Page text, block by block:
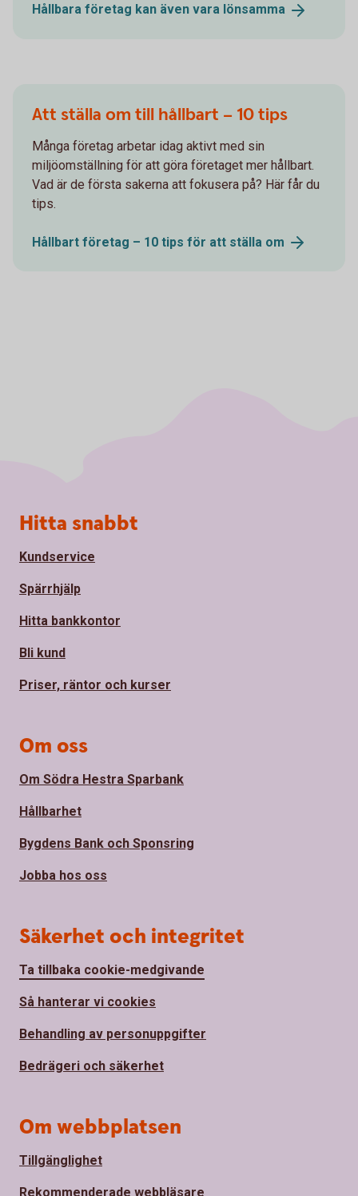
Hållbara företag kan även vara lönsamma
Att ställa om till hållbart – 10 tips
Många företag arbetar idag aktivt med sin
miljöomställning för att göra företaget mer hållbart.
Vad är de första sakerna att fokusera på? Här får du
tips.
Hållbart företag – 10 tips för att ställa om
Sidfot
Hitta snabbt
Kundservice
Spärrhjälp
Hitta bankkontor
Bli kund
Priser, räntor och kurser
Om oss
Om Södra Hestra Sparbank
Hållbarhet
Bygdens Bank och Sponsring
Jobba hos oss
Säkerhet och integritet
Ta tillbaka cookie-medgivande
Så hanterar vi cookies
Behandling av personuppgifter
Bedrägeri och säkerhet
Om webbplatsen
Tillgänglighet
Rekommenderade webbläsare